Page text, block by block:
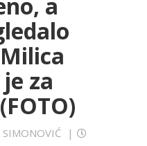
za
SIMONOVIĆ
|